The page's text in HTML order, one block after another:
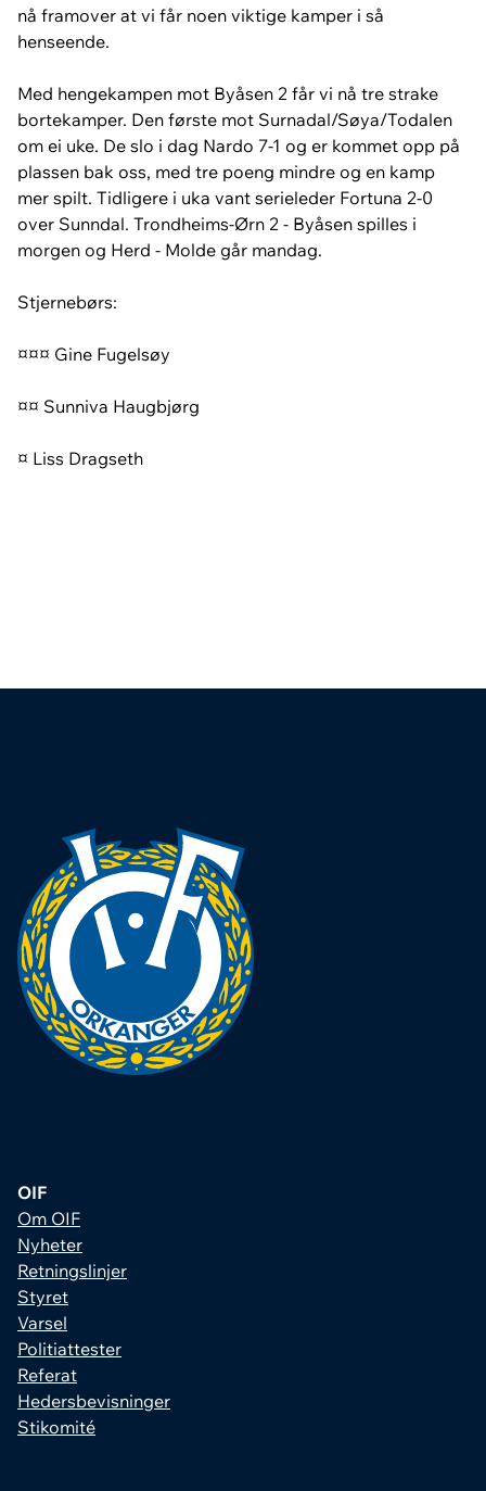
nå framover at vi får noen viktige kamper i så
henseende.
Med hengekampen mot Byåsen 2 får vi nå tre strake
bortekamper. Den første mot Surnadal/Søya/Todalen
om ei uke. De slo i dag Nardo 7-1 og er kommet opp på
plassen bak oss, med tre poeng mindre og en kamp
mer spilt. Tidligere i uka vant serieleder Fortuna 2-0
over Sunndal. Trondheims-Ørn 2 - Byåsen spilles i
morgen og Herd - Molde går mandag.
Stjernebørs:
¤¤¤ Gine Fugelsøy
¤¤ Sunniva Haugbjørg
¤ Liss Dragseth
OIF
Om OIF
Nyheter
Retningslinjer
Styret
Varsel
Politiattester
Referat
Hedersbevisninger
Stikomité